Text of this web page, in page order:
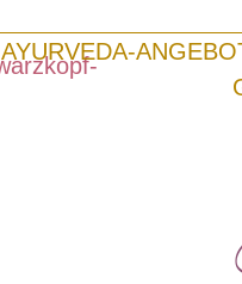
AYURVEDA-